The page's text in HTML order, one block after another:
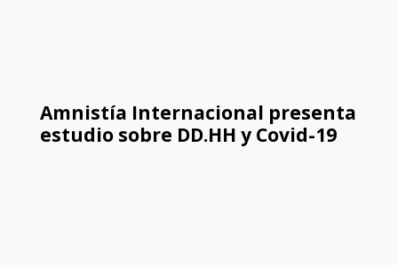
Amnistía Internacional presenta
estudio sobre DD.HH y Covid-19